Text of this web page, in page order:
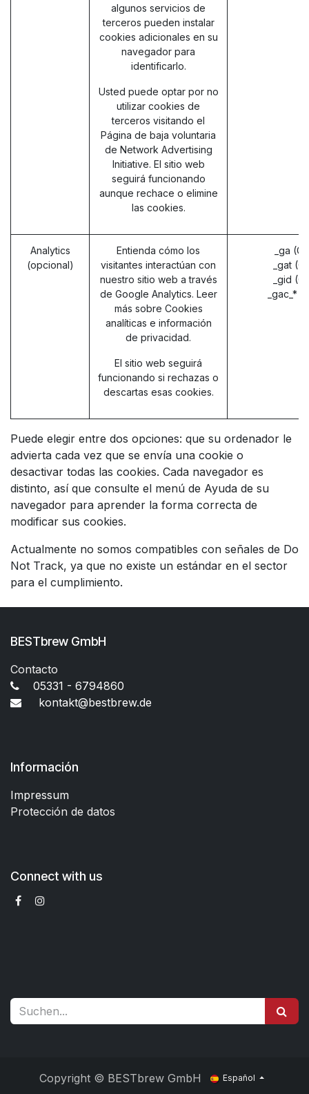
algunos servicios de
terceros pueden instalar
cookies adicionales en su
navegador para
identificarlo.
Usted puede optar por no
utilizar cookies de
terceros visitando el
Página de baja voluntaria
de Network Advertising
Initiative. El sitio web
seguirá funcionando
aunque rechace o elimine
las cookies.
Analytics
(opcional)
Entienda cómo los
visitantes interactúan con
nuestro sitio web a través
de Google Analytics. Leer
más sobre Cookies
analíticas e información
de privacidad.
El sitio web seguirá
funcionando si rechazas o
descartas esas cookies.
_ga
_gat
_gid
_gac_*
Puede elegir entre dos opciones: que su ordenador le
advierta cada vez que se envía una cookie o
desactivar todas las cookies. Cada navegador es
distinto, así que consulte el menú de Ayuda de su
navegador para aprender la forma correcta de
modificar sus cookies.
Actualmente no somos compatibles con señales de Do
Not Track, ya que no existe un estándar en el sector
para el cumplimiento.
BESTbrew GmbH
Contacto
05331 - 6794860
kontakt@bestbrew.de
Información
Impressum
Protección de datos
Connect with us
Copyright © BESTbrew GmbH Español